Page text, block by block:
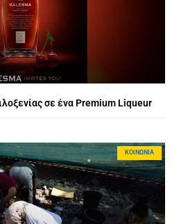
σε ένα Premium Liqueur
ΚΟΙΝΩΝΊΑ